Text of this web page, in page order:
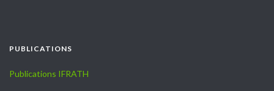
PUBLICATIONS
Publications IFRATH